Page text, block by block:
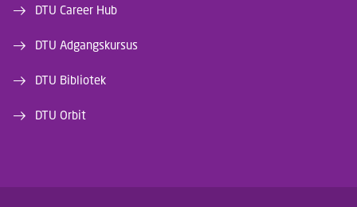
DTU Career Hub
DTU Adgangskursus
DTU Bibliotek
DTU Orbit